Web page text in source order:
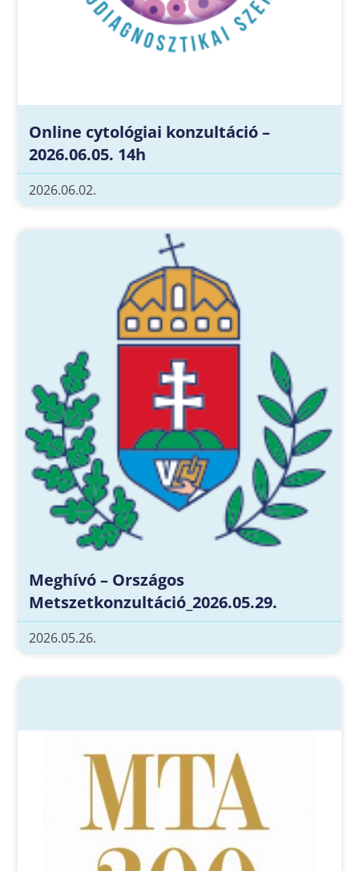
Online cytológiai konzultáció –
2026.06.05. 14h
2026.06.02.
Meghívó – Országos
Metszetkonzultáció_2026.05.29.
2026.05.26.